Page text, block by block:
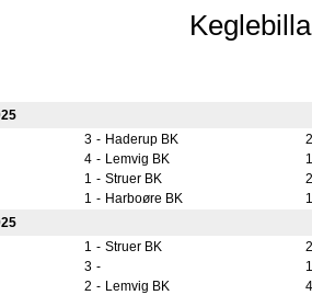
3 - Haderup BK
2
4 - Lemvig BK
1
1 - Struer BK
2
1 - Harboøre BK
1
1 - Struer BK
2
3 -
1
2 - Lemvig BK
4